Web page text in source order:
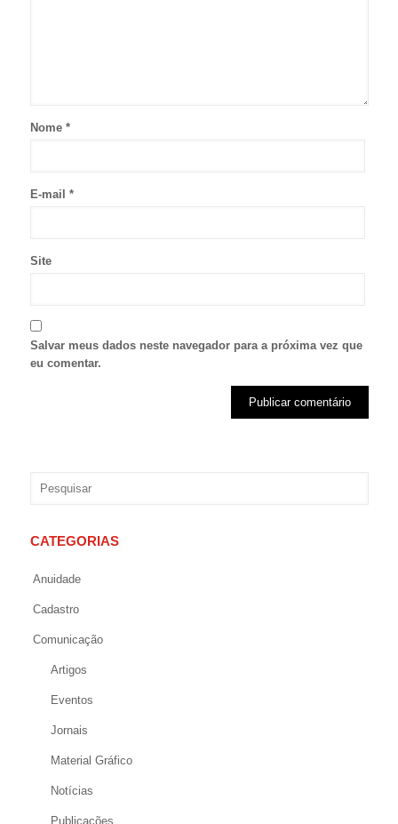
Nome *
E-mail *
Site
Salvar meus dados neste navegador para a próxima vez que
eu comentar.
CATEGORIAS
Anuidade
Cadastro
Comunicação
Artigos
Eventos
Jornais
Material Gráfico
Notícias
Publicações